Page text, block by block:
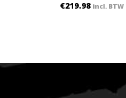
€219.98 incl. BTW